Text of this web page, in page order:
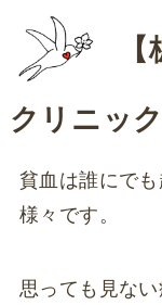
クリニッ
貧血は誰にで
様々です。
思っても見な